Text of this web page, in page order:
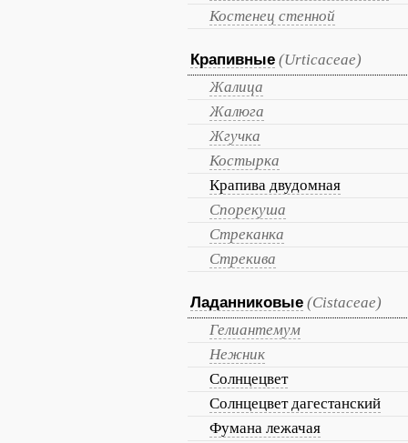
Костенец стенной
Крапивные (Urticaceae)
Жалица
Жалюга
Жгучка
Костырка
Крапива двудомная
Спорекуша
Стреканка
Стрекива
Ладанниковые (Cistaceae)
Гелиантемум
Нежник
Солнцецвет
Солнцецвет дагестанский
Фумана лежачая